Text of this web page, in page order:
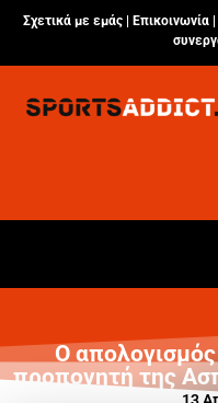
Σχετικά με εμάς | Επικοινωνία
Ο
προπονητή της